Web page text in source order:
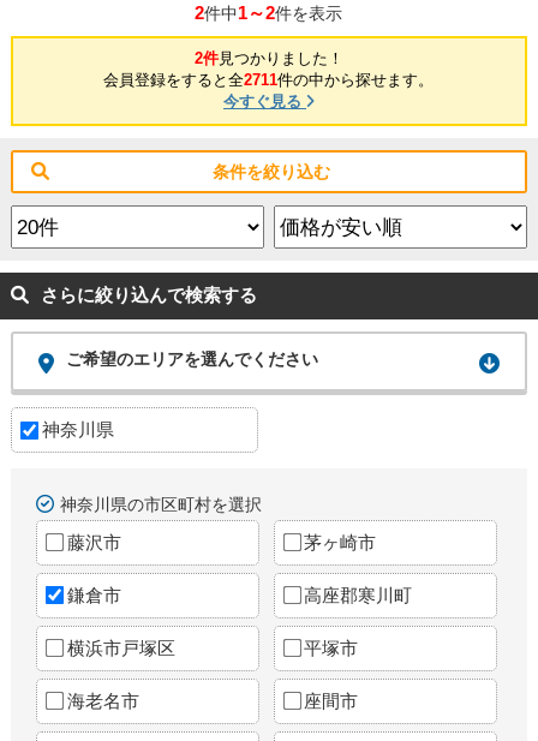
2件中1～2件を表示
2件見つかりました！
会員登録をすると全2711件の中から探せます。
今すぐ見る
条件を絞り込む
さらに絞り込んで検索する
ご希望のエリアを選んでください
神奈川県
神奈川県の市区町村を選択
藤沢市 茅ヶ崎市
鎌倉市 高座郡寒川町
横浜市戸塚区 平塚市
海老名市 座間市